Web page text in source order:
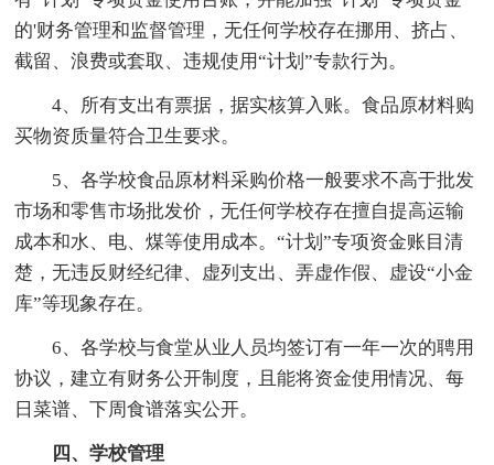
的'财务管理和监督管理，无任何学校存在挪用、挤占、
截留、浪费或套取、违规使用“计划”专款行为。
4、所有支出有票据，据实核算入账。食品原材料购
买物资质量符合卫生要求。
5、各学校食品原材料采购价格一般要求不高于批发
市场和零售市场批发价，无任何学校存在擅自提高运输
成本和水、电、煤等使用成本。“计划”专项资金账目清
楚，无违反财经纪律、虚列支出、弄虚作假、虚设“小金
库”等现象存在。
6、各学校与食堂从业人员均签订有一年一次的聘用
协议，建立有财务公开制度，且能将资金使用情况、每
日菜谱、下周食谱落实公开。
四、学校管理